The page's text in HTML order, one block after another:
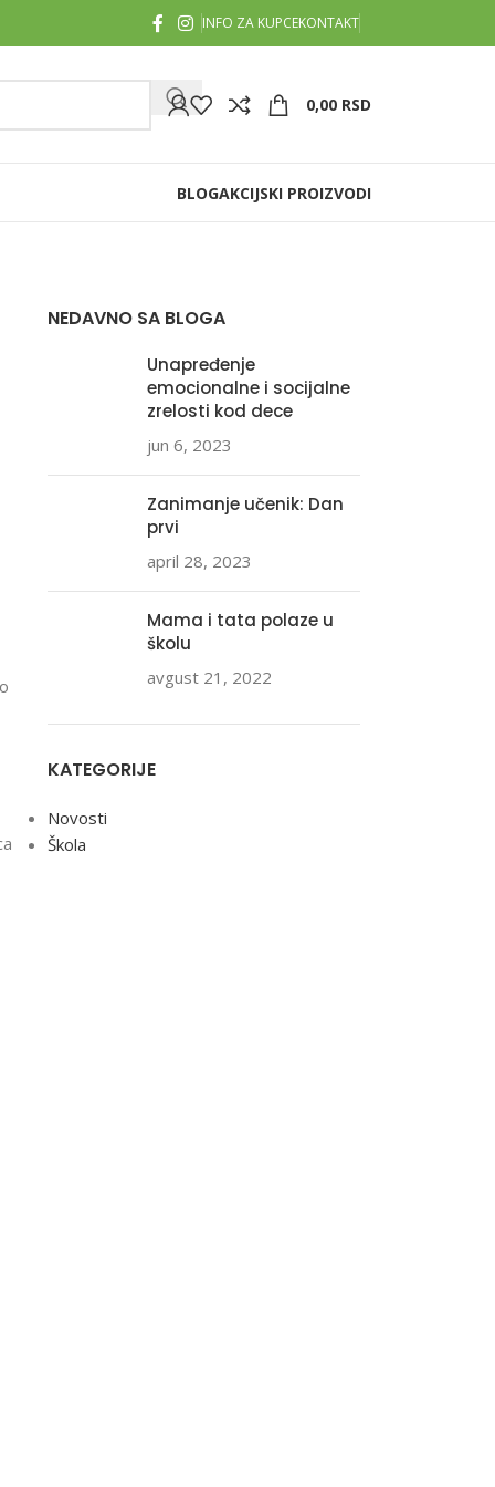
INFO ZA KUPCEKONTAKT
0,00 RSD
BLOGAKCIJSKI PROIZVODI
NEDAVNO SA BLOGA
Unapređenje
emocionalne i socijalne
zrelosti kod dece
jun 6, 2023
Zanimanje učenik: Dan
prvi
april 28, 2023
Mama i tata polaze u
školu
avgust 21, 2022
KATEGORIJE
Novosti
Škola